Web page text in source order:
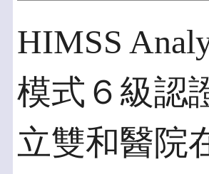
HIMSS
模式６級認
立雙和醫院